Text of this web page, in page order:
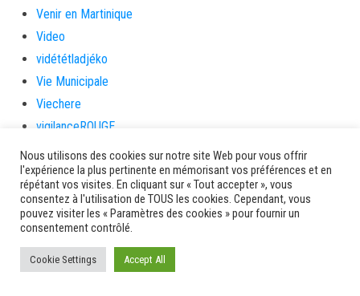
Venir en Martinique
Video
vidététladjéko
Vie Municipale
Viechere
vigilanceROUGE
Village artisanal
Village artisanal et commercial
ville de la trinité
villedelesansesdarlet
voitures en papier
Nous utilisons des cookies sur notre site Web pour vous offrir
l'expérience la plus pertinente en mémorisant vos préférences et en
répétant vos visites. En cliquant sur « Tout accepter », vous
consentez à l'utilisation de TOUS les cookies. Cependant, vous
pouvez visiter les « Paramètres des cookies » pour fournir un
consentement contrôlé.
Cookie Settings Accept All